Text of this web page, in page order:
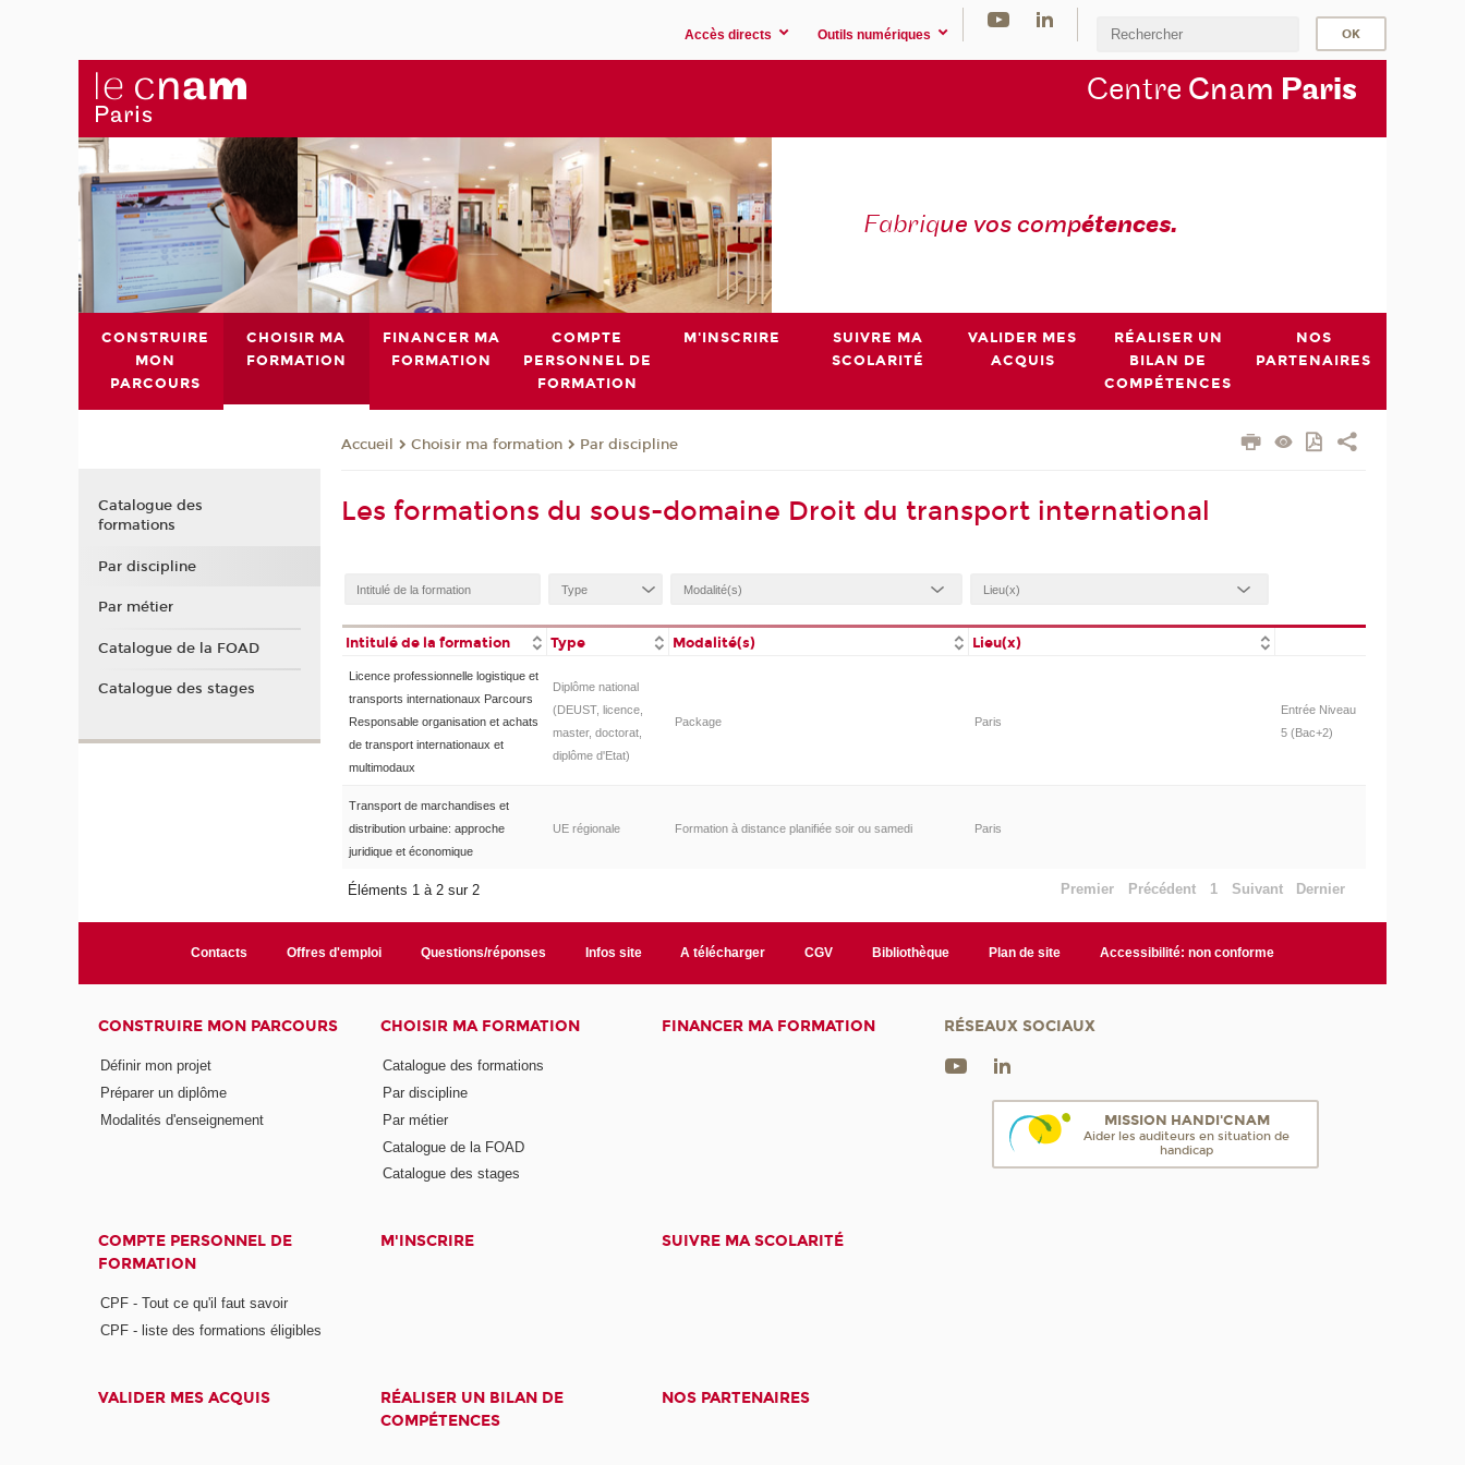
Accès directs Outils numériques
Centre Cnam Paris
Fabrique vos compétences.
CONSTRUIRE
MON
PARCOURS
CHOISIR MA
FORMATION
FINANCER MA
FORMATION
COMPTE
PERSONNEL DE
FORMATION
M'INSCRIRE
SUIVRE MA
SCOLARITÉ
VALIDER MES
ACQUIS
RÉALISER UN
BILAN DE
COMPÉTENCES
NOS
PARTENAIRES
Accueil Choisir ma formation Par discipline
Les formations du sous-domaine Droit du transport international
Intitulé de la formation Type Modalité(s) Lieu(x)
Licence professionnelle logistique et
transports internationaux Parcours
Responsable organisation et achats
de transport internationaux et
multimodaux
Diplôme national
(DEUST, licence,
master, doctorat,
diplôme d'Etat)
Package Paris
Entrée Niveau
5 (Bac+2)
Transport de marchandises et
distribution urbaine: approche
juridique et économique
UE régionale Formation à distance planifiée soir ou samedi Paris
Éléments 1 à 2 sur 2 Premier Précédent 1 Suivant Dernier
Catalogue des
formations
Par discipline
Par métier
Catalogue de la FOAD
Catalogue des stages
Contacts Offres d'emploi Questions/réponses Infos site A télécharger CGV Bibliothèque Plan de site Accessibilité: non conforme
CONSTRUIRE MON PARCOURS
Définir mon projet
Préparer un diplôme
Modalités d'enseignement
CHOISIR MA FORMATION
Catalogue des formations
Par discipline
Par métier
Catalogue de la FOAD
Catalogue des stages
FINANCER MA FORMATION
COMPTE PERSONNEL DE
FORMATION
CPF - Tout ce qu'il faut savoir
CPF - liste des formations éligibles
M'INSCRIRE SUIVRE MA SCOLARITÉ
VALIDER MES ACQUIS
RÉALISER UN BILAN DE
COMPÉTENCES
NOS PARTENAIRES
RÉSEAUX SOCIAUX
MISSION HANDI'CNAM
Aider les auditeurs en situation de
handicap